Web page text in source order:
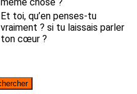
même chose ?
Et toi, qu’en penses-tu
vraiment ? si tu laissais parler
ton cœur ?